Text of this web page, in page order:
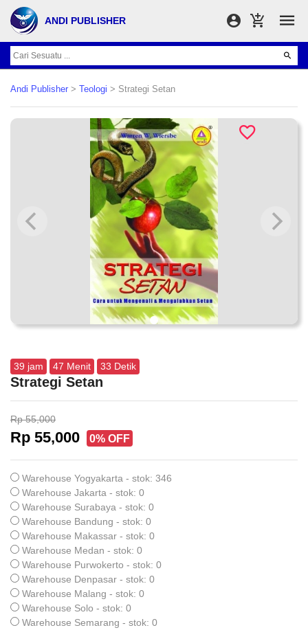
ANDI PUBLISHER
Andi Publisher > Teologi > Strategi Setan
39 jam 47 Menit 33 Detik
Strategi Setan
Rp 55,000
Rp 55,000 0% OFF
Warehouse Yogyakarta - stok: 346
Warehouse Jakarta - stok: 0
Warehouse Surabaya - stok: 0
Warehouse Bandung - stok: 0
Warehouse Makassar - stok: 0
Warehouse Medan - stok: 0
Warehouse Purwokerto - stok: 0
Warehouse Denpasar - stok: 0
Warehouse Malang - stok: 0
Warehouse Solo - stok: 0
Warehouse Semarang - stok: 0